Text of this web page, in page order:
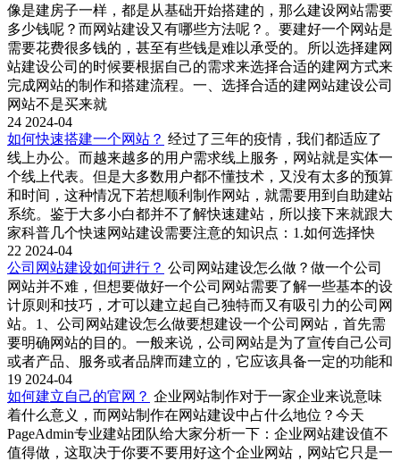
像是建房子一样，都是从基础开始搭建的，那么建设网站需要
多少钱呢？而网站建设又有哪些方法呢？。要建好一个网站是
需要花费很多钱的，甚至有些钱是难以承受的。所以选择建网
站建设公司的时候要根据自己的需求来选择合适的建网方式来
完成网站的制作和搭建流程。一、选择合适的建网站建设公司
网站不是买来就
24 2024-04
如何快速搭建一个网站？ 经过了三年的疫情，我们都适应了
线上办公。而越来越多的用户需求线上服务，网站就是实体一
个线上代表。但是大多数用户都不懂技术，又没有太多的预算
和时间，这种情况下若想顺利制作网站，就需要用到自助建站
系统。鉴于大多小白都并不了解快速建站，所以接下来就跟大
家科普几个快速网站建设需要注意的知识点：1.如何选择快
22 2024-04
公司网站建设如何进行？ 公司网站建设怎么做？做一个公司
网站并不难，但想要做好一个公司网站需要了解一些基本的设
计原则和技巧，才可以建立起自己独特而又有吸引力的公司网
站。1、公司网站建设怎么做要想建设一个公司网站，首先需
要明确网站的目的。一般来说，公司网站是为了宣传自己公司
或者产品、服务或者品牌而建立的，它应该具备一定的功能和
19 2024-04
如何建立自己的官网？ 企业网站制作对于一家企业来说意味
着什么意义，而网站制作在网站建设中占什么地位？今天
PageAdmin专业建站团队给大家分析一下：企业网站建设值不
值得做，这取决于你要不要用好这个企业网站，网站它只是一